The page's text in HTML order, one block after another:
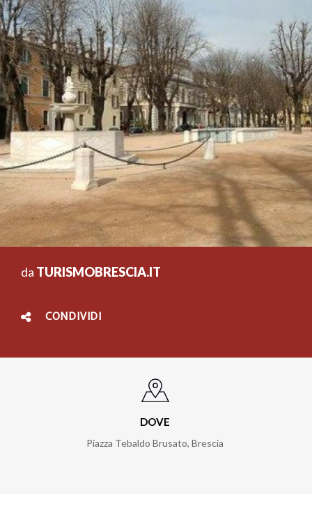
da TURISMOBRESCIA.IT
CONDIVIDI
DOVE
Piazza Tebaldo Brusato, Brescia